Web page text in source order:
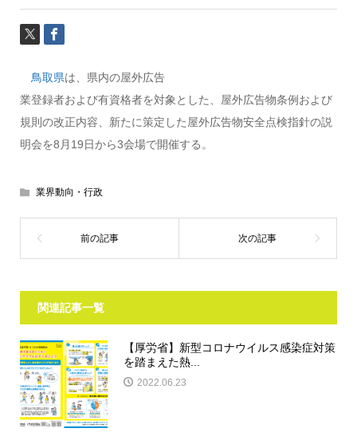
鳥取県は、県内の屋外広告
業登録者および有資格者を対象とした、屋外広告物条例および
規則の改正内容、新たに策定した屋外広告物安全点検指針の説
明会を8月19日から3会場で開催する。
業界動向・行政
関連記事一覧
【厚労省】新型コロナウイルス感染症対策
を踏まえた熱...
2022.06.23